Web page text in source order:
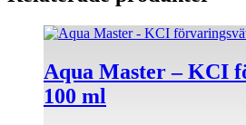
Aqua Master – KCI
100 ml